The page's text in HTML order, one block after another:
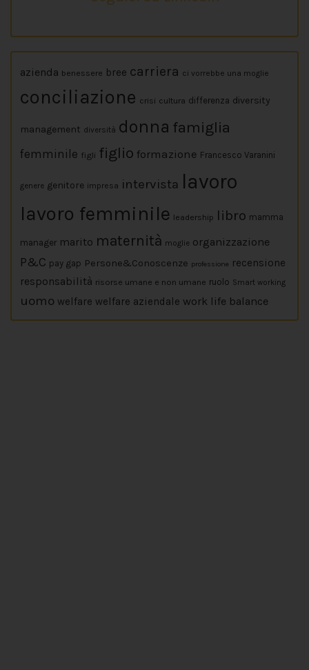
azienda benessere bree carriera ci vorrebbe una moglie
conciliazione crisi cultura differenza diversity
management diversità donna famiglia
femminile figli figlio formazione Francesco Varanini
genere genitore impresa intervista lavoro
lavoro femminile leadership libro mamma
manager marito maternità moglie organizzazione
P&C pay gap Persone&Conoscenze professione recensione
responsabilità risorse umane e non umane ruolo Smart working
uomo welfare welfare aziendale work life balance